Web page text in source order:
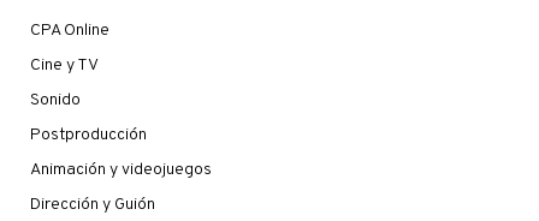
CPA Online
Cine y TV
Sonido
Postproducción
Animación y videojuegos
Dirección y Guión